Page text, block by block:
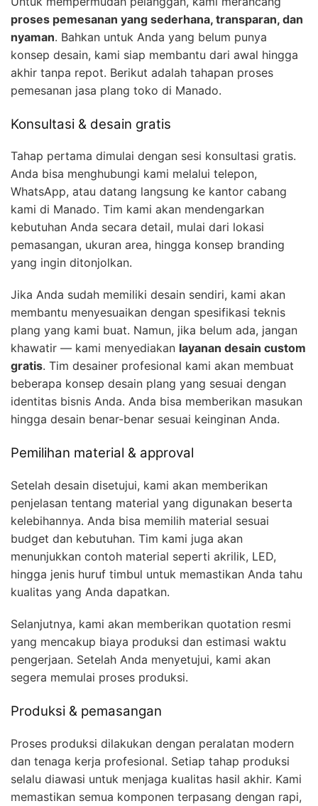
proses pemesanan yang sederhana, transparan, dan
nyaman. Bahkan untuk Anda yang belum punya
konsep desain, kami siap membantu dari awal hingga
akhir tanpa repot. Berikut adalah tahapan proses
pemesanan jasa plang toko di Manado.
Konsultasi & desain gratis
Tahap pertama dimulai dengan sesi konsultasi gratis.
Anda bisa menghubungi kami melalui telepon,
WhatsApp, atau datang langsung ke kantor cabang
kami di Manado. Tim kami akan mendengarkan
kebutuhan Anda secara detail, mulai dari lokasi
pemasangan, ukuran area, hingga konsep branding
yang ingin ditonjolkan.
Jika Anda sudah memiliki desain sendiri, kami akan
membantu menyesuaikan dengan spesifikasi teknis
plang yang kami buat. Namun, jika belum ada, jangan
khawatir — kami menyediakan layanan desain custom
gratis. Tim desainer profesional kami akan membuat
beberapa konsep desain plang yang sesuai dengan
identitas bisnis Anda. Anda bisa memberikan masukan
hingga desain benar-benar sesuai keinginan Anda.
Pemilihan material & approval
Setelah desain disetujui, kami akan memberikan
penjelasan tentang material yang digunakan beserta
kelebihannya. Anda bisa memilih material sesuai
budget dan kebutuhan. Tim kami juga akan
menunjukkan contoh material seperti akrilik, LED,
hingga jenis huruf timbul untuk memastikan Anda tahu
kualitas yang Anda dapatkan.
Selanjutnya, kami akan memberikan quotation resmi
yang mencakup biaya produksi dan estimasi waktu
pengerjaan. Setelah Anda menyetujui, kami akan
segera memulai proses produksi.
Produksi & pemasangan
Proses produksi dilakukan dengan peralatan modern
dan tenaga kerja profesional. Setiap tahap produksi
selalu diawasi untuk menjaga kualitas hasil akhir. Kami
memastikan semua komponen terpasang dengan rapi,